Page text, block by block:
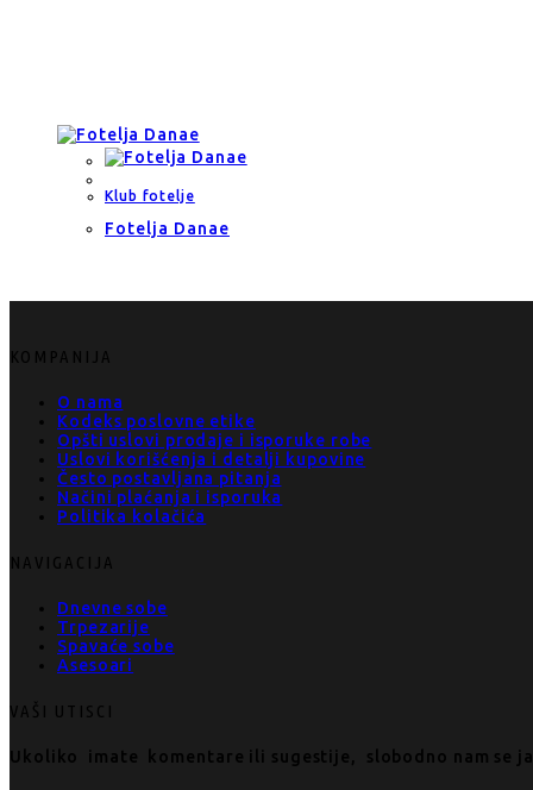
Klub fotelje
Fotelja Danae
KOMPANIJA
O nama
Kodeks poslovne etike
Opšti uslovi prodaje i isporuke robe
Uslovi korišćenja i detalji kupovine
Često postavljana pitanja
Načini plaćanja i isporuka
Politika kolačića
NAVIGACIJA
Dnevne sobe
Trpezarije
Spavaće sobe
Asesoari
VAŠI UTISCI
Ukoliko imate komentare ili sugestije, slobodno nam se